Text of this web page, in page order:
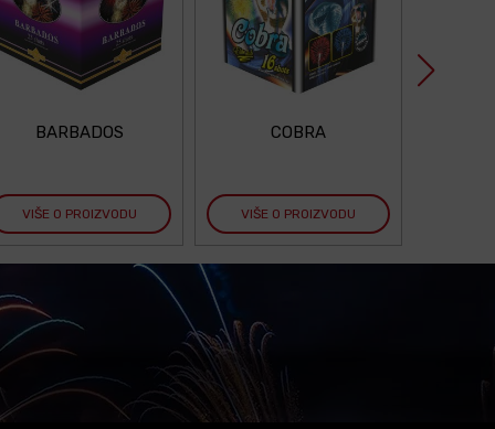
BARBADOS
VIŠE O PROIZVODU
COBRA
VIŠE O PROIZVODU